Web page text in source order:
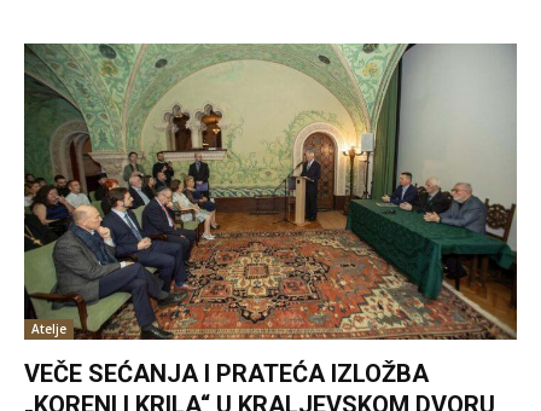
Atelje
VEČE SEĆANJA I PRATEĆA IZLOŽBA
„KORENI I KRILA“ U KRALJEVSKOM DVORU